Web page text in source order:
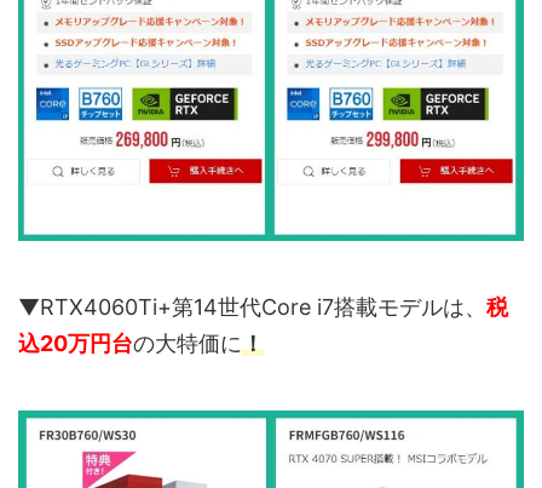
▼RTX4060Ti+第14世代Core i7搭載モデルは、 税
込20万円台の大特価に！